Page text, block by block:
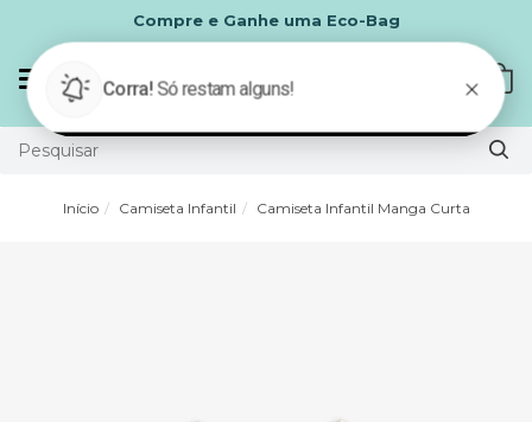
Compre e Ganhe uma Eco-Bag
Mudar
navegação
Início Camiseta Infantil Camiseta Infantil Manga Curta